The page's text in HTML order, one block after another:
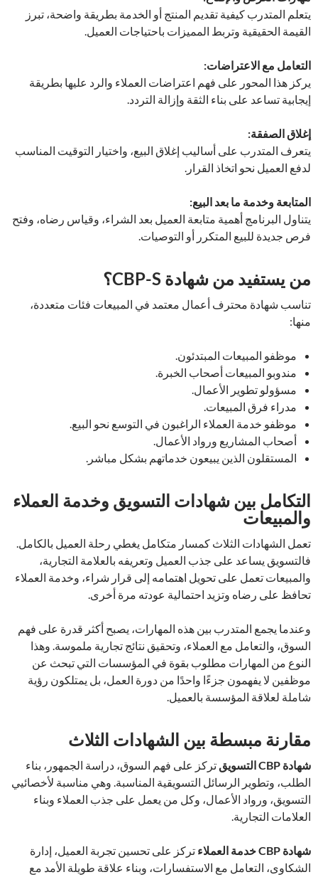
يتعلم المتدرب كيفية تقديم المنتج أو الخدمة بطريقة واضحة، تبرز
القيمة الحقيقية وتربط المميزات باحتياجات العميل.
التعامل مع الاعتراضات:
يركز هذا المحور على فهم اعتراضات العملاء والرد عليها بطريقة
إيجابية تساعد على بناء الثقة وإزالة التردد.
إغلاق الصفقة:
يتعرف المتدرب على أساليب إغلاق البيع، واختيار التوقيت المناسب
لدفع العميل نحو اتخاذ القرار.
المتابعة وخدمة ما بعد البيع:
يتناول البرنامج أهمية متابعة العميل بعد الشراء، وقياس رضاه، وفتح
فرص جديدة للبيع المتكرر أو التوصيات.
من يستفيد من شهادة CBP-S؟
تناسب شهادة محترف أعمال معتمد في المبيعات فئات متعددة،
منها:
موظفو المبيعات المبتدئون.
مندوبو المبيعات أصحاب الخبرة.
مسؤولو تطوير الأعمال.
مدراء فرق المبيعات.
موظفو خدمة العملاء الراغبون في التوسع نحو البيع.
أصحاب المشاريع ورواد الأعمال.
المستقلون الذين يبيعون خدماتهم بشكل مباشر.
التكامل بين شهادات التسويق وخدمة العملاء
والمبيعات
تعمل الشهادات الثلاث كمسار متكامل يغطي رحلة العميل بالكامل.
فالتسويق يساعد على جذب العميل وتعريفه بالعلامة التجارية،
والمبيعات تعمل على تحويل اهتمامه إلى قرار شراء، وخدمة العملاء
تحافظ على رضاه وتزيد احتمالية عودته مرة أخرى.
وعندما يجمع المتدرب بين هذه المهارات، يصبح أكثر قدرة على فهم
السوق، والتعامل مع العملاء، وتحقيق نتائج تجارية ملموسة. وهذا
النوع من المهارات مطلوب بقوة في المؤسسات التي تبحث عن
موظفين لا يفهمون جزءًا واحدًا من دورة العمل، بل يمتلكون رؤية
شاملة لعلاقة المؤسسة بالعميل.
مقارنة مبسطة بين الشهادات الثلاث
شهادة CBP التسويق
تركز على فهم السوق، دراسة الجمهور، بناء
الطلب، وتطوير الرسائل التسويقية المناسبة. وهي مناسبة لأخصائيي
التسويق، ورواد الأعمال، وكل من يعمل على جذب العملاء وبناء
العلامات التجارية.
شهادة CBP خدمة العملاء
تركز على تحسين تجربة العميل، إدارة
الشكاوى، التعامل مع الاستفسارات، وبناء علاقة طويلة الأمد مع